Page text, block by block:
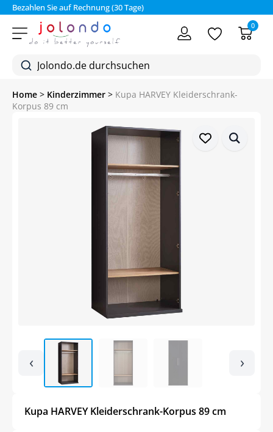
Bezahlen Sie auf Rechnung (30 Tage)
0
Home > Kinderzimmer > Kupa HARVEY Kleiderschrank-
Korpus 89 cm
‹ ›
Kupa HARVEY Kleiderschrank-Korpus 89 cm